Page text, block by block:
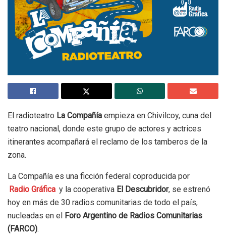
El radioteatro La Compañía empieza en Chivilcoy, cuna del
teatro nacional, donde este grupo de actores y actrices
itinerantes acompañará el reclamo de los tamberos de la
zona.
La Compañía es una ficción federal coproducida por
Radio Gráfica y la cooperativa El Descubridor, se estrenó
hoy en más de 30 radios comunitarias de todo el país,
nucleadas en el Foro Argentino de Radios Comunitarias
(FARCO).